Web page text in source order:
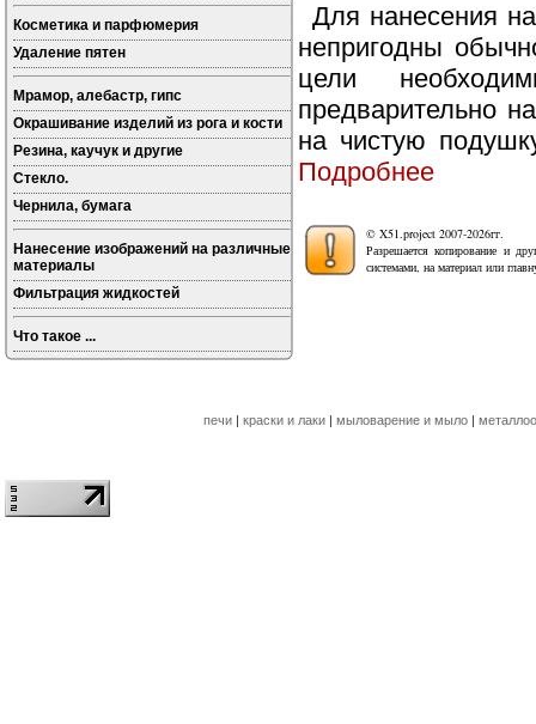
Косметика и парфюмерия
Удаление пятен
Мрамор, алебастр, гипс
Окрашивание изделий из рога и кости
Резина, каучук и другие
Стекло.
Чернила, бумага
Нанесение изображений на различные
материалы
Фильтрация жидкостей
Что такое ...
Для нанесения
непригодны
цели
предварительно
на чистую
Подробнее
© X51.project 2007-2026гг.
Разрешается копирование и
системами, на материал или
печи | краски и лаки | мыловарение и мыло |